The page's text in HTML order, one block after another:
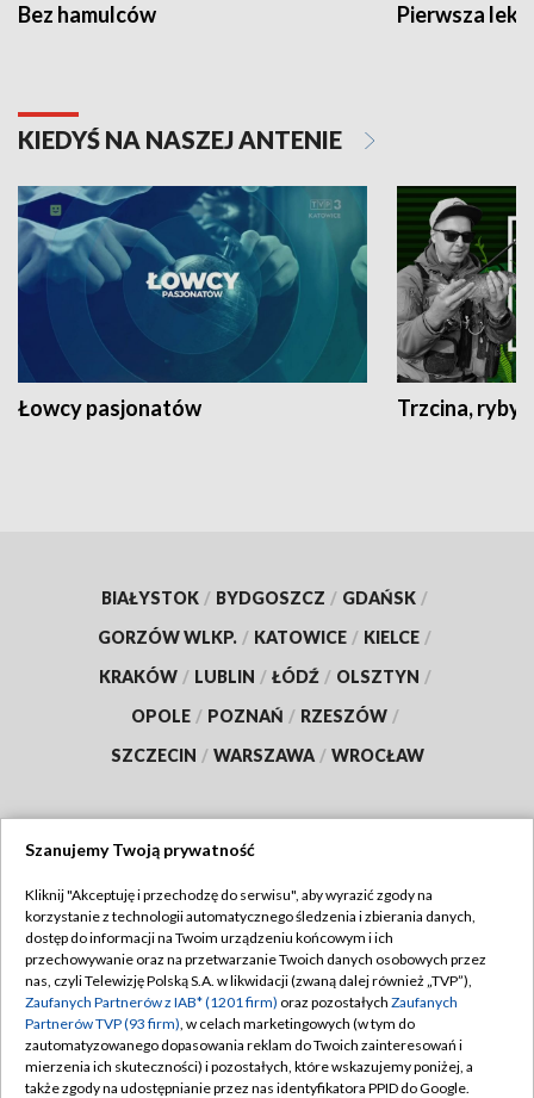
Bez hamulców Pierwsza
KIEDYŚ NA NASZEJ ANTENIE
Łowcy pasjonatów Trzcina, ryby
BIAŁYSTOK / BYDGOSZCZ / GDAŃSK /
GORZÓW WLKP. / KATOWICE / KIELCE /
KRAKÓW / LUBLIN / ŁÓDŹ / OLSZTYN /
OPOLE / POZNAŃ / RZESZÓW /
SZCZECIN / WARSZAWA / WROCŁAW
TVP
Abonament TVP
Emisja w TVP
Centrum informacji TVP
Naziemna Telewizja Cyfrowa
Regulamin TVP
Polityka prywatności
Moje zgody
Pomoc
Szanujemy Twoją prywatność
Kliknij "Akceptuję i przechodzę do serwisu", aby wyrazić zgody na
korzystanie z technologii automatycznego śledzenia i zbierania danych,
dostęp do informacji na Twoim urządzeniu końcowym i ich
przechowywanie oraz na przetwarzanie Twoich danych osobowych przez
nas, czyli Telewizję Polską S.A. w likwidacji (zwaną dalej również „TVP”),
Zaufanych Partnerów z IAB* (1201 firm) oraz pozostałych Zaufanych
Partnerów TVP (93 firm), w celach marketingowych (w tym do
zautomatyzowanego dopasowania reklam do Twoich zainteresowań i
mierzenia ich skuteczności) i pozostałych, które wskazujemy poniżej, a
także zgody na udostępnianie przez nas identyfikatora PPID do Google.